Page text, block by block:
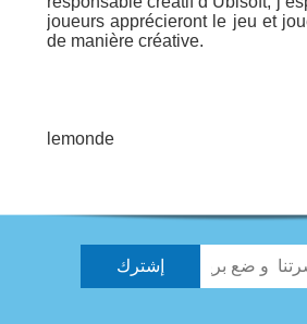
joueurs apprécieront le jeu et
de manière créative.
lemonde